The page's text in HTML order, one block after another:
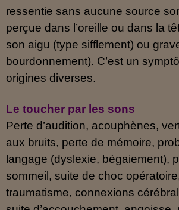
ressentie sans aucune source
perçue dans l’oreille ou dans la
son aigu (type sifflement) ou
bourdonnement). C’est un
origines diverses.
Le toucher par les sons
Perte d’audition, acouphènes,
aux bruits, perte de mémoire,
langage (dyslexie, bégaiement),
sommeil, suite de choc
traumatisme, connexions